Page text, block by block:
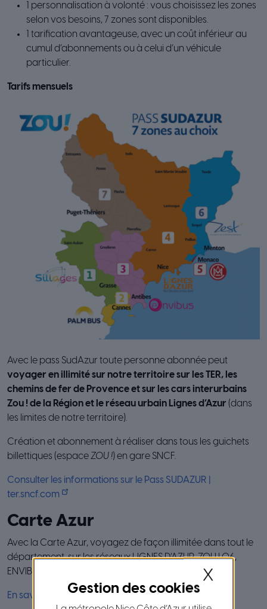
1 personnalisation à volonté : vous choisissez les zones
selon vos besoins, 7 zones sont disponibles.
1 tarification avantageuse, avec un coût inférieur au
cumul d’abonnements ou à celui d’un véhicule
particulier.
Tarifs mensuels
Avec le pass SudAzur toute personne abonnée peut
voyager en illimité sur notre territoire sur les TER, les
chemins de fer de Provence et sur les cars interurbains
Zou ! de la Région et le réseau urbain Lignes d’Azur (dans
les limites de notre territoire).
Création et abonnement à réaliser dans tous les guichets
billettiques (espaceZOU !) en gare SNCF.
Consulter les informations sur le Pass SUDAZUR |
ter.sncf.com
Carte Azur
Avec la Carte Azur, voyagez de façon illimitée dans tout le
département, sur les réseaux LIGNES D’AZUR, ZOU ! 06,
ENVIBUS, PALM BUS, ZEST et AUTOBUS DE MONACO* !
En savoir plus sur le site Lignes d’Azur
X